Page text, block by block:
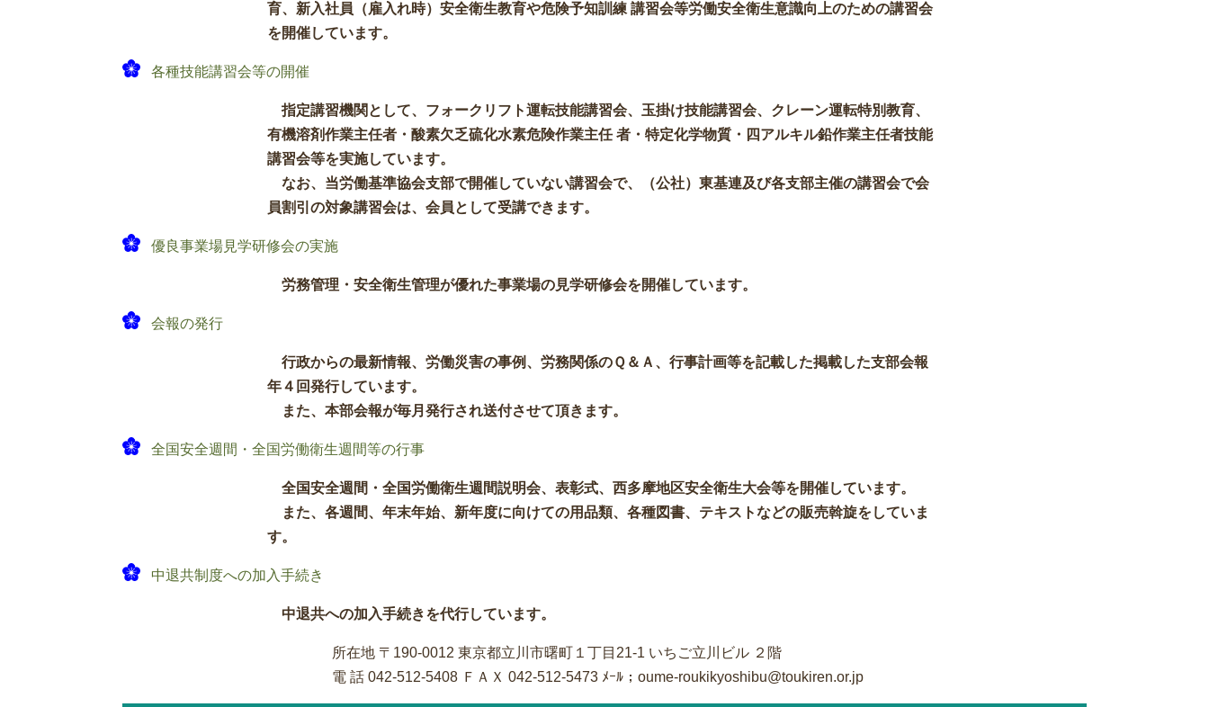
育、新入社員（雇入れ時）安全衛生教育や危険予知訓練 講習会等労働安全衛生意識向上のための講習会
を開催しています。
各種技能講習会等の開催
指定講習機関として、フォークリフト運転技能講習会、玉掛け技能講習会、クレーン運転特別教育、
有機溶剤作業主任者・酸素欠乏硫化水素危険作業主任 者・特定化学物質・四アルキル鉛作業主任者技能
講習会等を実施しています。
なお、当労働基準協会支部で開催していない講習会で、（公社）東基連及び各支部主催の講習会で会
員割引の対象講習会は、会員として受講できます。
優良事業場見学研修会の実施
労務管理・安全衛生管理が優れた事業場の見学研修会を開催しています。
会報の発行
行政からの最新情報、労働災害の事例、労務関係のＱ＆Ａ、行事計画等を記載した掲載した支部会報
年４回発行しています。
また、本部会報が毎月発行され送付させて頂きます。
全国安全週間・全国労働衛生週間等の行事
全国安全週間・全国労働衛生週間説明会、表彰式、西多摩地区安全衛生大会等を開催しています。
また、各週間、年末年始、新年度に向けての用品類、各種図書、テキストなどの販売斡旋をしていま
す。
中退共制度への加入手続き
中退共への加入手続きを代行しています。
所在地 〒190-0012 東京都立川市曙町１丁目21-1 いちご立川ビル ２階
電 話 042-512-5408 ＦＡＸ 042-512-5473 ﾒｰﾙ；oume-roukikyoshibu@toukiren.or.jp